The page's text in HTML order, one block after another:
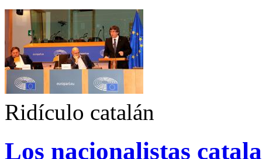
Ridículo catalán
Los nacionalistas